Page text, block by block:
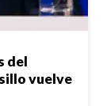
del
vuelve